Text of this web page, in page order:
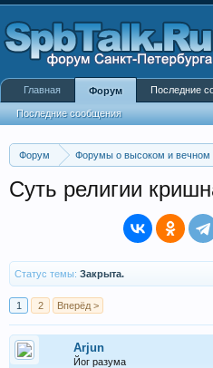
Форум Форумы о высоком и вечном
Суть религии
Статус темы: Закрыта.
1 2 Вперёд >
Arjun
Йог разума
Главная Форум
Последние сообщения
Последние